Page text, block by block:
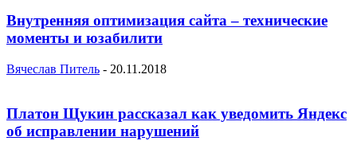
Внутренняя оптимизация сайта – технические
моменты и юзабилити
Вячеслав Питель - 20.11.2018
Платон Щукин рассказал как уведомить Яндекс
об исправлении нарушений